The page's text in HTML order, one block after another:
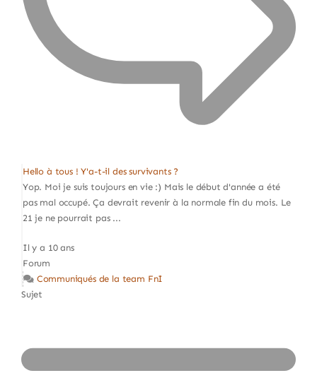
Hello à tous ! Y'a-t-il des survivants ?
Yop. Moi je suis toujours en vie :) Mais le début d'année a été
pas mal occupé. Ça devrait revenir à la normale fin du mois. Le
21 je ne pourrait pas ...
Il y a 10 ans
Forum
Communiqués de la team FnI
Sujet